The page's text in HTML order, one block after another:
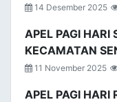
14 Desember 2025
APEL PAGI
KECAMATAN
11 November 2025
APEL PAGI